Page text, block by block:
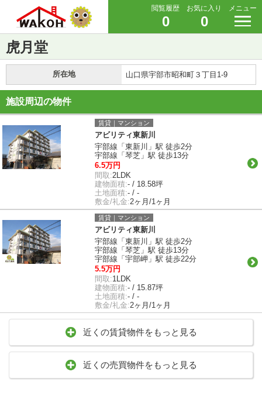
閲覧履歴
0
お気に入り
0
メニュー
虎月堂
所在地 山口県宇部市昭和町３丁目1-9
施設周辺の物件
賃貸｜マンション
アビリティ東新川
宇部線「東新川」駅 徒歩2分
宇部線「琴芝」駅 徒歩13分
6.5万円
間取:2LDK
建物面積:- / 18.58坪
土地面積:- / -
敷金/礼金:2ヶ月/1ヶ月
賃貸｜マンション
アビリティ東新川
宇部線「東新川」駅 徒歩2分
宇部線「琴芝」駅 徒歩13分
宇部線「宇部岬」駅 徒歩22分
5.5万円
間取:1LDK
建物面積:- / 15.87坪
土地面積:- / -
敷金/礼金:2ヶ月/1ヶ月
近くの賃貸物件をもっと見る
近くの売買物件をもっと見る